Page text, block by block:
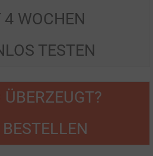
WOCHEN
TESTEN
ÜBERZEUGT?